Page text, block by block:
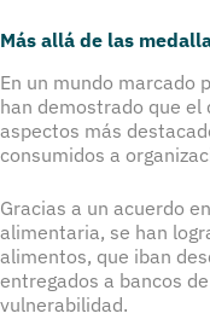
Más allá de las
En un mundo marcado
han demostrado que el
aspectos más
consumidos a
Gracias a un acuerdo
alimentaria, se han
alimentos, que iban
entregados a bancos
vulnerabilidad.